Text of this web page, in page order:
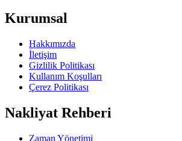
Kurumsal
Hakkımızda
İletişim
Gizlilik Politikası
Kullanım Koşulları
Çerez Politikası
Nakliyat Rehberi
Zaman Yönetimi